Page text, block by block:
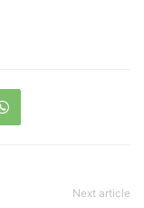
Next article